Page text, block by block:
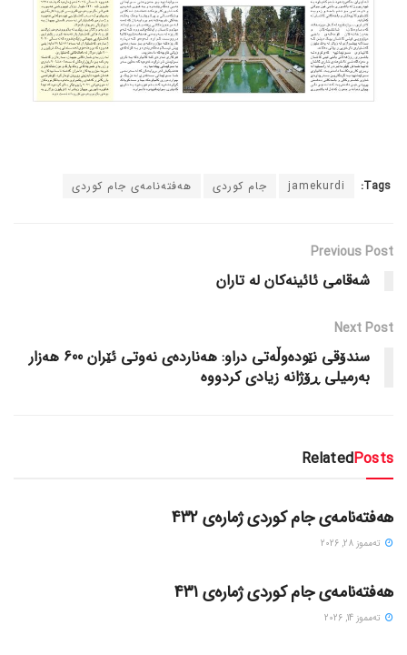
Tags:
jamekurdi جام کوردی هەفتەنامەی جام کوردی
Previous Post
شەقامی ئائینەکان لە تاران
Next Post
سندۆقی نێودەوڵەتی دراو: هەناردەی نەوتی ئێران 600 هەزار
بەرمیلی ڕۆژانە زیادی کردووە
RelatedPosts
گۆڤاره‌کان
هەفتەنامەی جام کوردی ژمارەی 432
ته‌مموز 28, 2026
هەفتەنامەی جام کوردی ژمارەی 431
ته‌مموز 14, 2026